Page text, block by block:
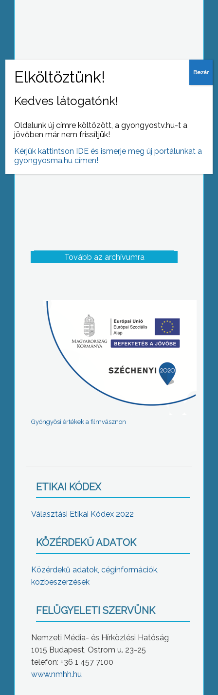
szombaton a Mátrai Erőmű Zrt., és a
Mátrai Erőmű Villamos Szakszervezet
közös rendezvényén, a 14.
Villamosnapon Gyöngyösön.
Tovább az archívumra
Gyöngyösi értékek a filmvásznon
ETIKAI KÓDEX
Választási Etikai Kódex 2022
KÖZÉRDEKŰ ADATOK
Közérdekű adatok, céginformációk,
közbeszerzések
FELÜGYELETI SZERVÜNK
Nemzeti Média- és Hírközlési Hatóság
1015 Budapest, Ostrom u. 23-25
telefon: +36 1 457 7100
www.nmhh.hu
Kedves látogatónk!
Oldalunk új címre költözött, a gyongyostv.hu-t a
jövőben már nem frissítjük!
Kérjük kattintson IDE és ismerje meg új portálunkat a
gyongyosma.hu címen!